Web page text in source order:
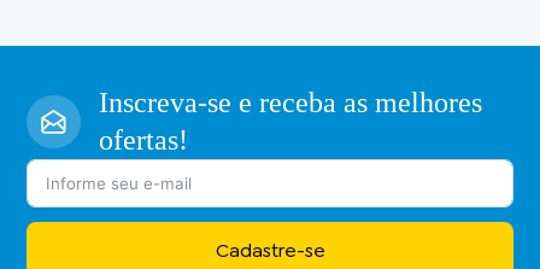
Inscreva-se e receba as melhores
ofertas!
Cadastre-se